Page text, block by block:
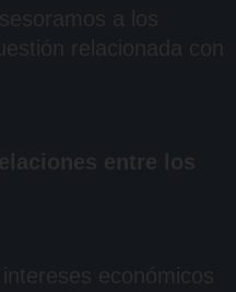
a los
relacionada con
entre los
económicos